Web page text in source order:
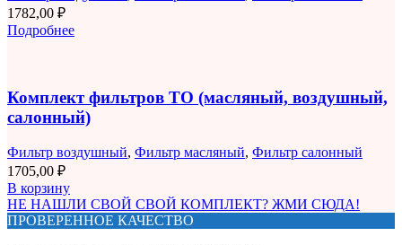
1782,00 ₽
Подробнее
Комплект фильтров ТО (масляный, воздушный,
салонный)
Фильтр воздушный, Фильтр масляный, Фильтр салонный
1705,00 ₽
В корзину
НЕ НАШЛИ СВОЙ СВОЙ КОМПЛЕКТ? ЖМИ СЮДА!
ПРОВЕРЕННОЕ КАЧЕСТВО